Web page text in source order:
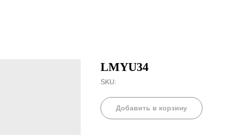
LMYU34
SKU:
Добавить в корзину